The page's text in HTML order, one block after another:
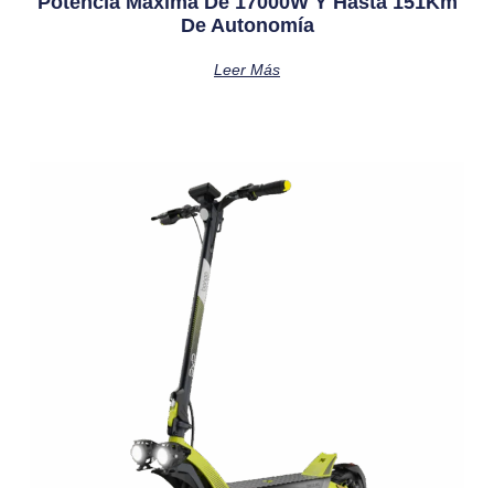
De Autonomía
Leer Más